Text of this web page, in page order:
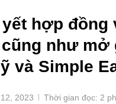
hợp đồng
như mở
và Simple
2023 Thời gian đọc: 2